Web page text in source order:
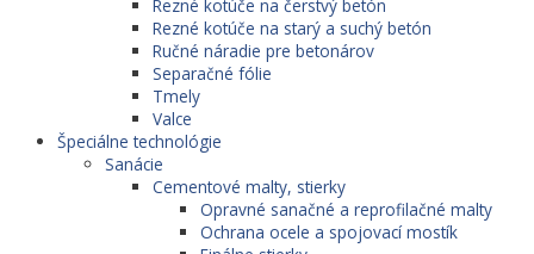
Rezné kotúče na čerstvý betón
Rezné kotúče na starý a suchý betón
Ručné náradie pre betonárov
Separačné fólie
Tmely
Valce
Špeciálne technológie
Sanácie
Cementové malty, stierky
Opravné sanačné a reprofilačné malty
Ochrana ocele a spojovací mostík